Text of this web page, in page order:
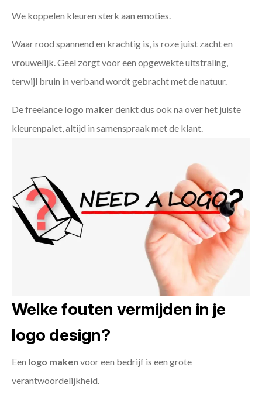
We koppelen kleuren sterk aan emoties.
Waar rood spannend en krachtig is, is roze juist zacht en
vrouwelijk. Geel zorgt voor een opgewekte uitstraling,
terwijl bruin in verband wordt gebracht met de natuur.
De freelance logo makerdenkt dus ook na over het juiste
kleurenpalet, altijd in samenspraak met de klant.
Welke fouten vermijden in je
logo design?
Een logo maken voor een bedrijf is een grote
verantwoordelijkheid.